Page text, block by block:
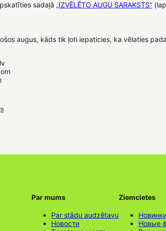
sadaļā „IZVĒLĒTO AUGU SARAKSTS”
augus, kāds tik ļoti iepaticies, ka vēlaties
Par mums
Par stādu audzētavu
Новости
Ziemcietes
Новые